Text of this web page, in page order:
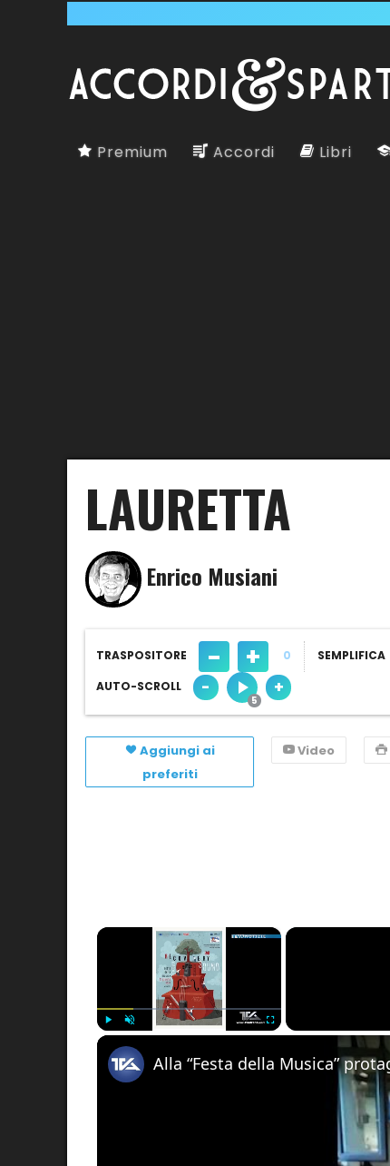
Premium Accordi Libri
LAURETTA
Enrico Musiani
TRASPOSITORE - + 0 SEMPLIFICA
AUTO-SCROLL - +
Aggiungi ai
preferiti
Video
×